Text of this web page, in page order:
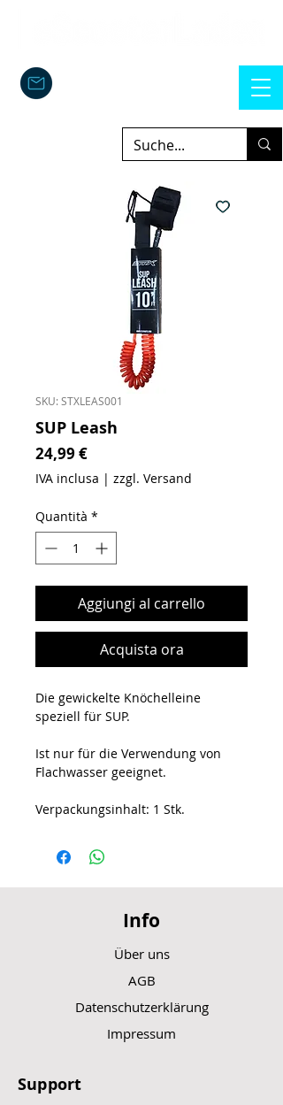
SKU: STXLEAS001
SUP Leash
24,99 €Prezzo
IVA inclusa | zzgl. Versand
Quantità *
Aggiungi al carrello
Acquista ora
Die gewickelte Knöchelleine
speziell für SUP.
Ist nur für die Verwendung von
Flachwasser geeignet.
Verpackungsinhalt: 1 Stk.
Info
Über uns
AGB
Datenschutzerklärung
Impressum
Support